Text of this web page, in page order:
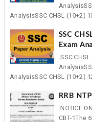
AnalysisSSC CHSL (10+2)
SSC
Exam
SSC
AnalysisSSC CHSL (10+2)
RRB
NOTICE
CBT-1The